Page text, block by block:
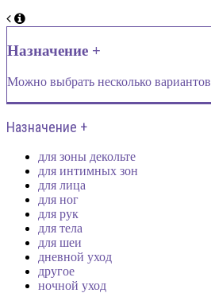
Назначение +
Можно выбрать несколько вариантов
Назначение +
для зоны декольте
для интимных зон
для лица
для ног
для рук
для тела
для шеи
дневной уход
другое
ночной уход